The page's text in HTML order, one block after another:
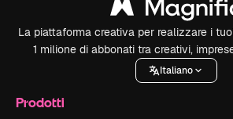
La piattaforma creativa per realizzare i
1 milione di abbonati tra creativi,
Italiano
Prodotti